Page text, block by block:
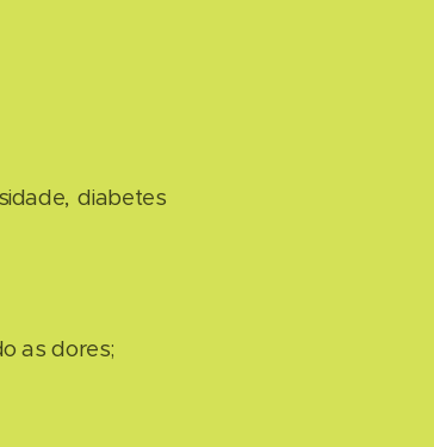
diabetes
as dores;